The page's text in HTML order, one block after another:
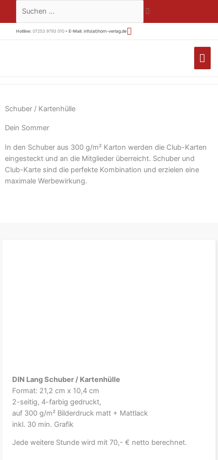
springen
Suchen …
Hotline: 07253 9793 010 • E-Mail: info(at)horn-verlag.de
Schuber / Kartenhülle
Dein Sommer
In den Schuber aus 300 g/m² Karton werden die Club-Karten
eingesteckt und an die Mitglieder überreicht. Schuber und
Club-Karte sind die perfekte Kombination und erzielen eine
maximale Werbewirkung.
DIN Lang Schuber / Kartenhülle
Format: 21,2 cm x 10,4 cm
2-seitig, 4-farbig gedruckt,
auf 300 g/m² Bilderdruck matt + Mattlack
inkl. 30 min. Grafik
Jede weitere Stunde wird mit 70,- € netto berechnet.